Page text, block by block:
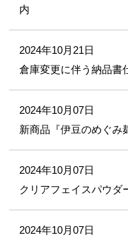
内
2024年10月21日
倉庫変更に伴う納品書
2024年10月07日
新商品『伊豆のめぐみ
2024年10月07日
クリアフェイスパウダ
2024年10月07日